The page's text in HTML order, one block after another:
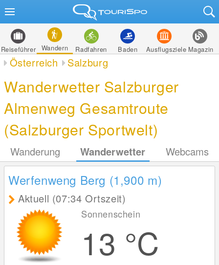
Reiseführer Wandern Radfahren Baden Ausflugsziele Magazin
Österreich Salzburg
Wanderwetter Salzburger
Almenweg Gesamtroute
(Salzburger Sportwelt)
Wanderung Wanderwetter Webcams
Werfenweng Berg (1,900 m)
Aktuell (07:34 Ortszeit)
Sonnenschein
13 °C